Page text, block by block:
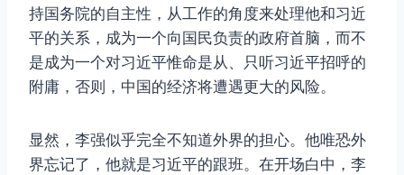
持国务院的自主性，从工作的角度来处理他和习近
平的关系，成为一个向国民负责的政府首脑，而不
是成为一个对习近平惟命是从、只听习近平招呼的
附庸，否则，中国的经济将遭遇更大的风险。
显然，李强似乎完全不知道外界的担心。他唯恐外
界忘记了，他就是习近平的跟班。在开场白中，李